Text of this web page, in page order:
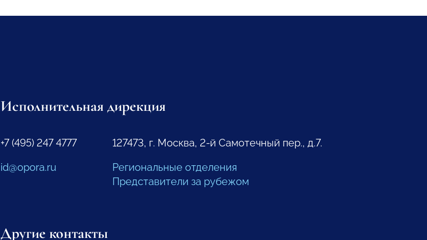
Исполнительная дирекция
+7 (495) 247 4777
id@opora.ru
127473, г. Москва, 2-й Самотечный пер., д.7.
Региональные отделения
Представители за рубежом
Другие контакты